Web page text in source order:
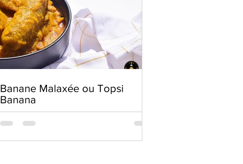
Banane Malaxée ou Topsi
Banana